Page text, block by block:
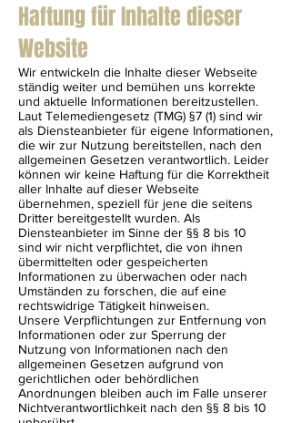
Haftung für Inhalte dieser
Website
Wir entwickeln die Inhalte dieser Webseite
ständig weiter und bemühen uns korrekte
und aktuelle Informationen bereitzustellen.
Laut Telemediengesetz (TMG) §7 (1) sind wir
als Diensteanbieter für eigene Informationen,
die wir zur Nutzung bereitstellen, nach den
allgemeinen Gesetzen verantwortlich. Leider
können wir keine Haftung für die Korrektheit
aller Inhalte auf dieser Webseite
übernehmen, speziell für jene die seitens
Dritter bereitgestellt wurden. Als
Diensteanbieter im Sinne der §§ 8 bis 10
sind wir nicht verpflichtet, die von ihnen
übermittelten oder gespeicherten
Informationen zu überwachen oder nach
Umständen zu forschen, die auf eine
rechtswidrige Tätigkeit hinweisen.
Unsere Verpflichtungen zur Entfernung von
Informationen oder zur Sperrung der
Nutzung von Informationen nach den
allgemeinen Gesetzen aufgrund von
gerichtlichen oder behördlichen
Anordnungen bleiben auch im Falle unserer
Nichtverantwortlichkeit nach den §§ 8 bis 10